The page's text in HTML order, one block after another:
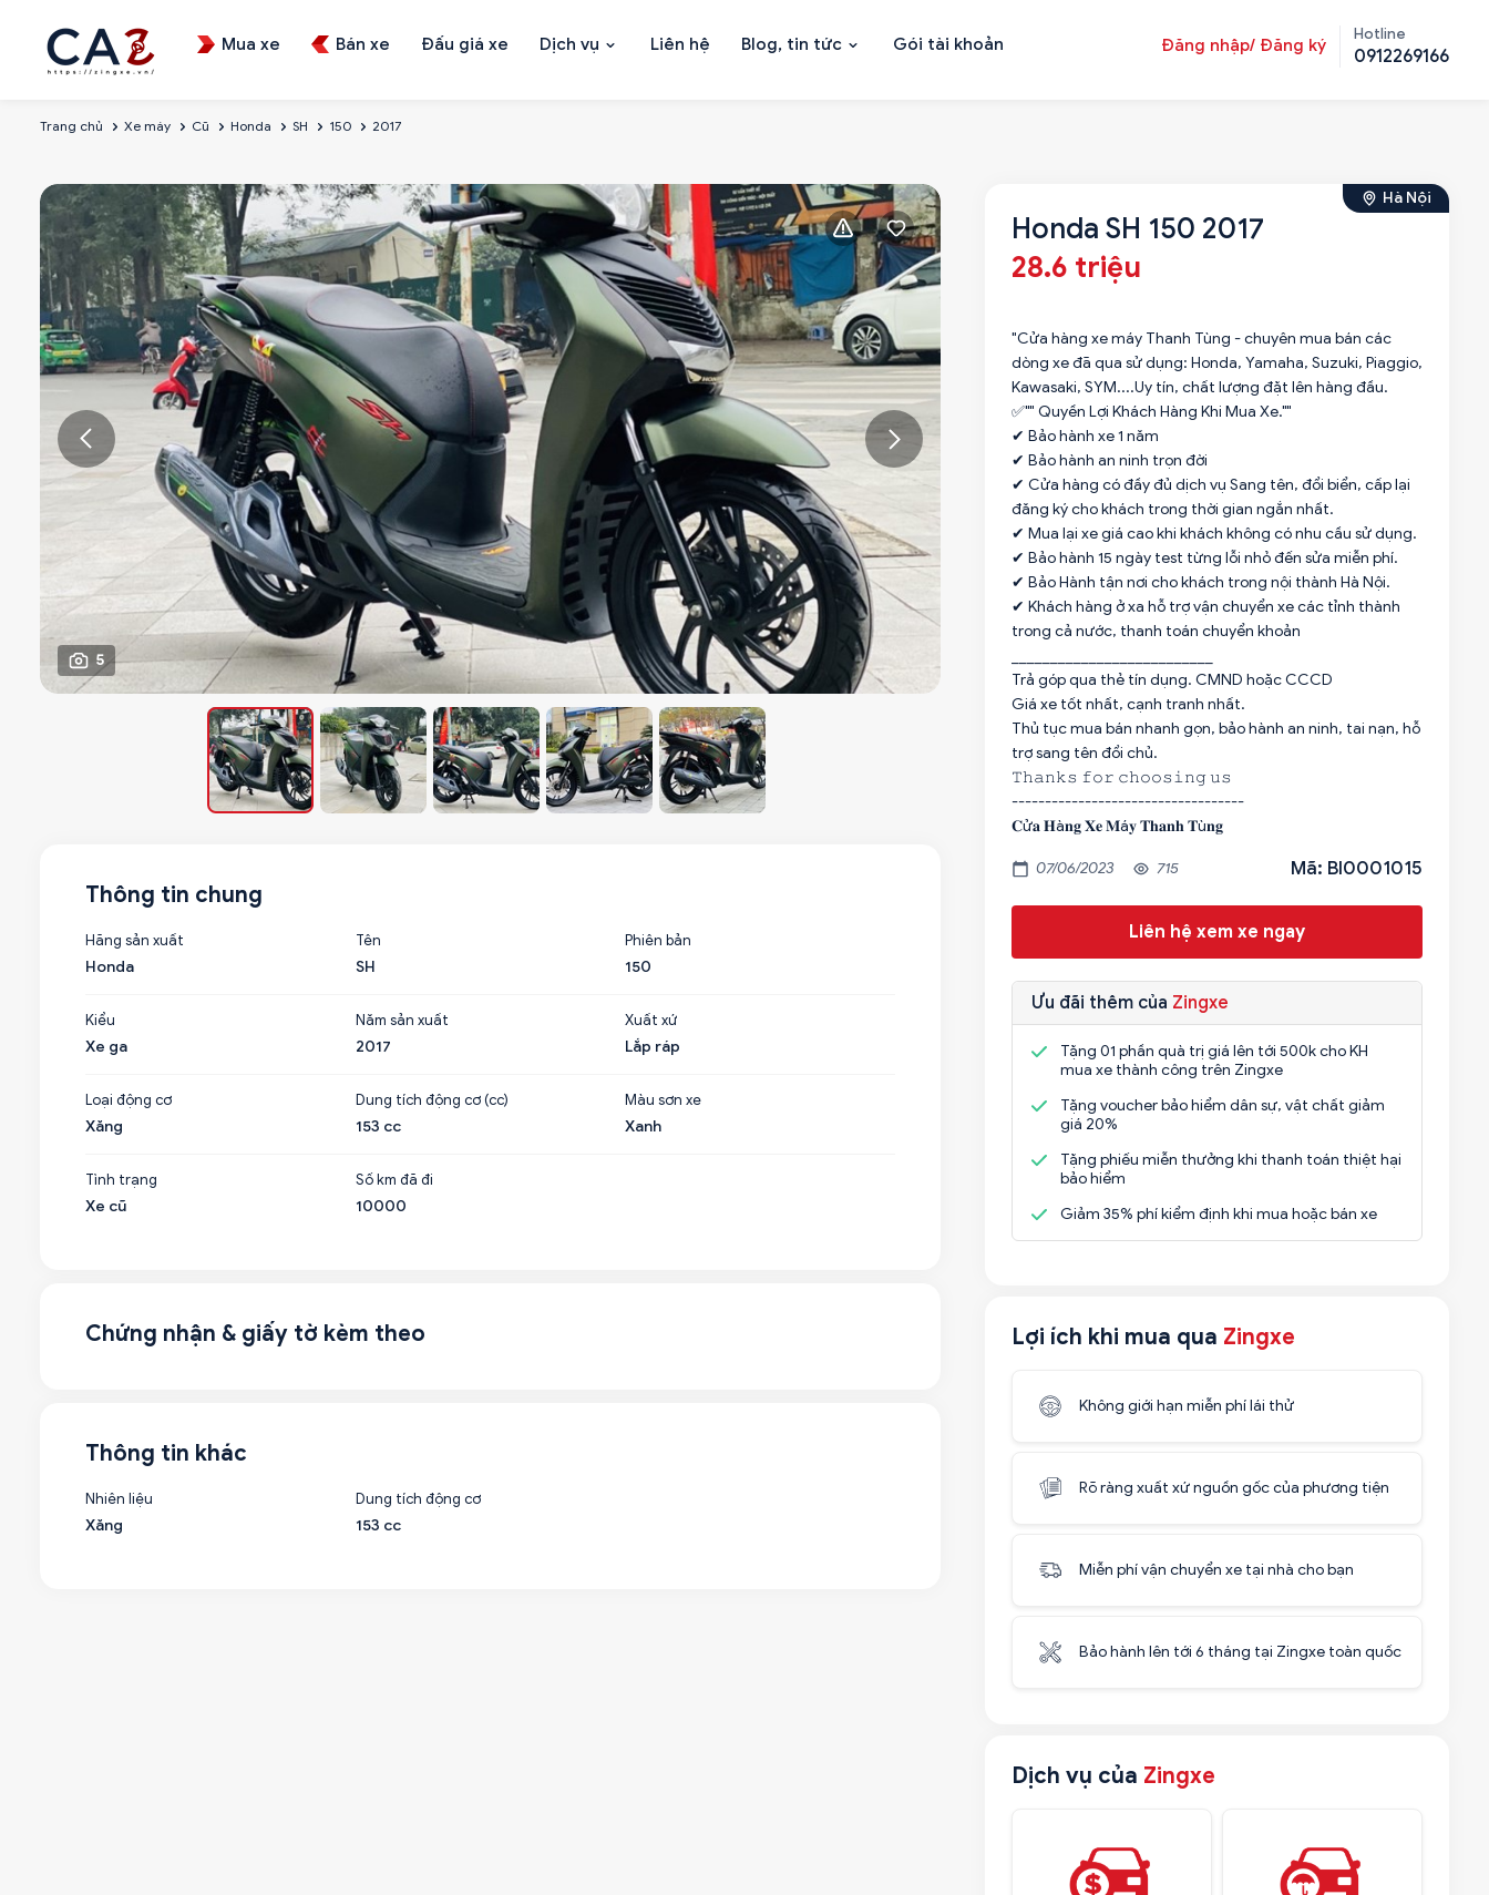
Mua xe Bán xe Đấu giá xe Dịch vụ Liên hệ Blog, tin tức Gói tài khoản Đăng nhập/ Đăng ký
Hotline
0912269166
Trang chủ Xe máy Cũ Honda SH 150 2017
5
Hà Nội
Honda SH 150 2017
28.6 triệu
"Cửa hàng xe máy Thanh Tùng - chuyên mua bán các
dòng xe đã qua sử dụng: Honda, Yamaha, Suzuki, Piaggio,
Kawasaki, SYM....Uy tín, chất lượng đặt lên hàng đầu.
✅"" Quyền Lợi Khách Hàng Khi Mua Xe.""
✔ Bảo hành xe 1 năm
✔ Bảo hành an ninh trọn đời
✔ Cửa hàng có đầy đủ dịch vụ Sang tên, đổi biển, cấp lại
đăng ký cho khách trong thời gian ngắn nhất.
✔ Mua lại xe giá cao khi khách không có nhu cầu sử dụng.
✔ Bảo hành 15 ngày test từng lỗi nhỏ đến sửa miễn phí.
✔ Bảo Hành tận nơi cho khách trong nội thành Hà Nội.
✔ Khách hàng ở xa hỗ trợ vận chuyển xe các tỉnh thành
trong cả nước, thanh toán chuyển khoản
Trả góp qua thẻ tín dụng. CMND hoặc CCCD
Giá xe tốt nhất, cạnh tranh nhất.
Thủ tục mua bán nhanh gọn, bảo hành an ninh, tai nạn, hỗ
trợ sang tên đổi chủ.
𝚃𝚑𝚊𝚗𝚔𝚜 𝚏𝚘𝚛 𝚌𝚑𝚘𝚘𝚜𝚒𝚗𝚐 𝚞𝚜
-----------------------------------
𝐂ử𝐚 𝐇à𝐧𝐠 𝐗𝐞 𝐌á𝐲 𝐓𝐡𝐚𝐧𝐡 𝐓ù𝐧𝐠
07/06/2023 715 Mã: BI0001015
Liên hệ xem xe ngay
Ưu đãi thêm của Zingxe
Tặng 01 phần quà trị giá lên tới 500k cho KH
mua xe thành công trên Zingxe
Tặng voucher bảo hiểm dân sự, vật chất giảm
giá 20%
Tặng phiếu miễn thưởng khi thanh toán thiệt hại
bảo hiểm
Giảm 35% phí kiểm định khi mua hoặc bán xe
Lợi ích khi mua qua Zingxe
Không giới hạn miễn phí lái thử
Rõ ràng xuất xứ nguồn gốc của phương tiện
Miễn phí vận chuyển xe tại nhà cho bạn
Bảo hành lên tới 6 tháng tại Zingxe toàn quốc
Dịch vụ của Zingxe
Thông tin chung
Hãng sản xuất
Honda
Tên
SH
Phiên bản
150
Kiểu
Xe ga
Năm sản xuất
2017
Xuất xứ
Lắp ráp
Loại động cơ
Xăng
Dung tích động cơ (cc)
153 cc
Màu sơn xe
Xanh
Tình trạng
Xe cũ
Số km đã đi
10000
Chứng nhận & giấy tờ kèm theo
Thông tin khác
Nhiên liệu
Xăng
Dung tích động cơ
153 cc